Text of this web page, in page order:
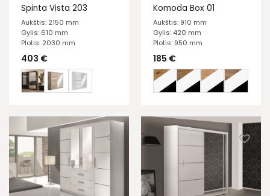
Spinta Vista 203
Aukštis: 2150 mm
Gylis: 610 mm
Plotis: 2030 mm
403 €
Komoda Box 01
Aukštis: 910 mm
Gylis: 420 mm
Plotis: 950 mm
185 €